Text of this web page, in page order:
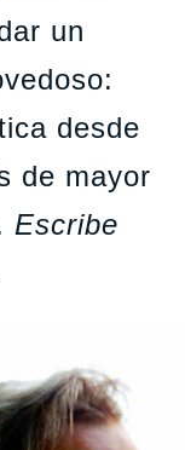
un
desde
de mayor
Escribe